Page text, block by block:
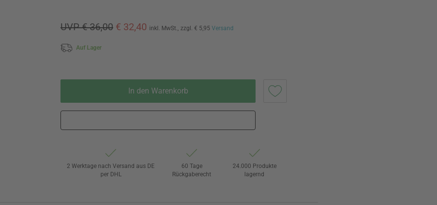
UVP € 36,00 € 32,40 inkl. MwSt., zzgl. € 5,95 Versand
Auf Lager
In den Warenkorb
2 Werktage nach Versand aus DE
per DHL
60 Tage
Rückgaberecht
24.000 Produkte
lagernd